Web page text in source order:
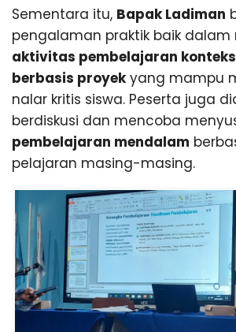
Sementara itu, Bapak Ladiman
pengalaman praktik baik
aktivitas pembelajaran
berbasis proyekyang mampu
nalar kritis siswa. Peserta juga
berdiskusi dan mencoba
pembelajaran mendalam
pelajaran masing-masing.